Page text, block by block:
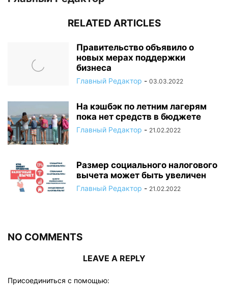
RELATED ARTICLES
Правительство объявило о
новых мерах поддержки
бизнеса
Главный Редактор - 03.03.2022
На кэшбэк по летним лагерям
пока нет средств в бюджете
Главный Редактор - 21.02.2022
Размер социального налогового
вычета может быть увеличен
Главный Редактор - 21.02.2022
NO COMMENTS
LEAVE A REPLY
Присоединиться с помощью: